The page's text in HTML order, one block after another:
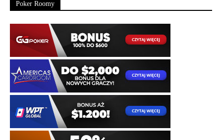
Poker Roomy